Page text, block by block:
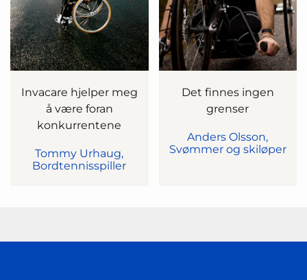
Invacare hjelper meg
å være foran
konkurrentene
Tommy Urhaug,
Bordtennisspiller
Det finnes ingen
grenser
Anders Olsson,
Svømmer og skiløper